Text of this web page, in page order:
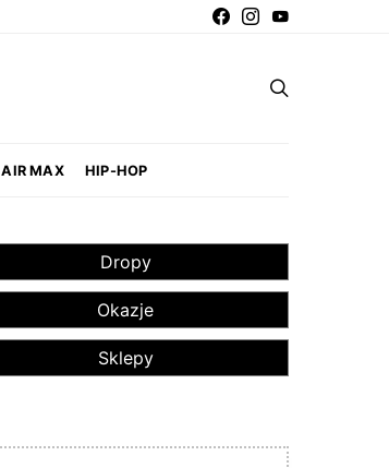
AIR MAX HIP-HOP
Dropy
Okazje
Sklepy